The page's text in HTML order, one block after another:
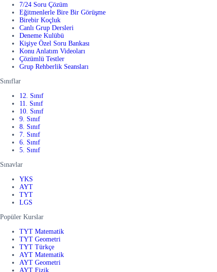
7/24 Soru Çözüm
Eğitmenlerle Bire Bir Görüşme
Birebir Koçluk
Canlı Grup Dersleri
Deneme Kulübü
Kişiye Özel Soru Bankası
Konu Anlatım Videoları
Çözümlü Testler
Grup Rehberlik Seansları
Sınıflar
12. Sınıf
11. Sınıf
10. Sınıf
9. Sınıf
8. Sınıf
7. Sınıf
6. Sınıf
5. Sınıf
Sınavlar
YKS
AYT
TYT
LGS
Popüler Kurslar
TYT Matematik
TYT Geometri
TYT Türkçe
AYT Matematik
AYT Geometri
AYT Fizik